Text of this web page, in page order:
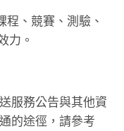
程、競賽、測驗、
力。
服務公告與其他資
的途徑，請參考